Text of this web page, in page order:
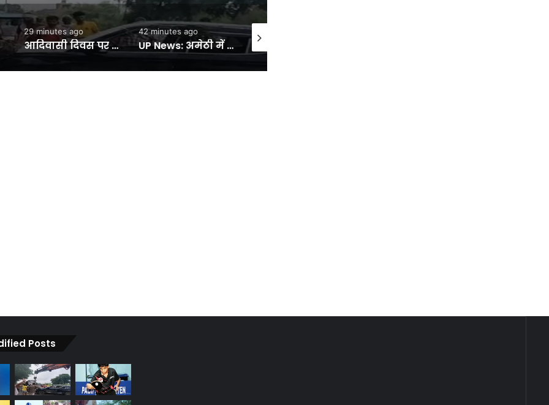
29 minutes ago
आदिवासी दिवस पर अरविंद केजरीवाल ने दी बधाई:75 साल से आदिवासियों के जल, जंगल और जमीन पर डाला गया डाका- INA NEWS
42 minutes ago
UP News: अमेठी में BSP नेता शशिकांत तिवारी पर जानलेवा हमला, नकाबपोश बदमाशों ने कार में की तोड़फोड़ – INA
59 minutes ago
Posts